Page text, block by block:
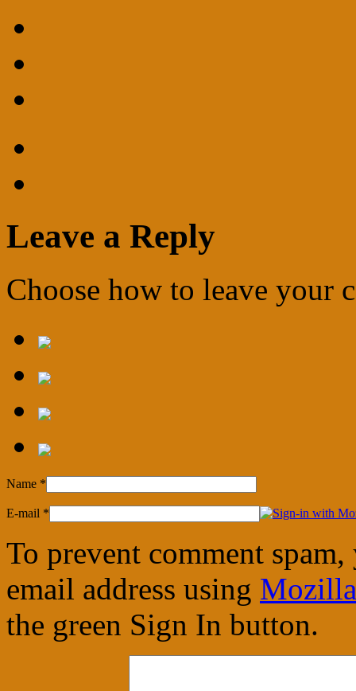
Leave a Reply
Choose how to leave your
Name *
E-mail *
To prevent comment
email address using
the green Sign In button.